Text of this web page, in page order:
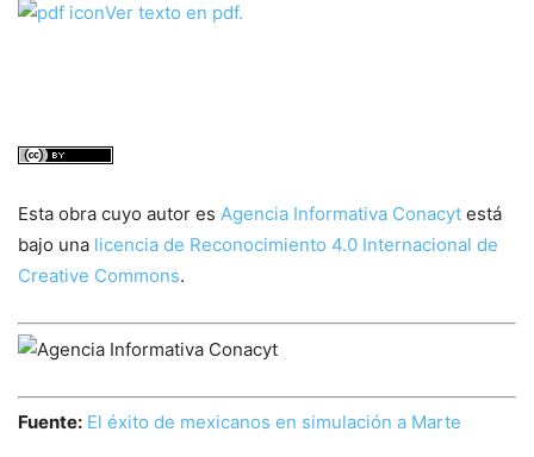
Ver texto en pdf.
Esta obra cuyo autor es Agencia Informativa Conacyt está
bajo una licencia de Reconocimiento 4.0 Internacional de
Creative Commons.
Fuente: El éxito de mexicanos en simulación a Marte